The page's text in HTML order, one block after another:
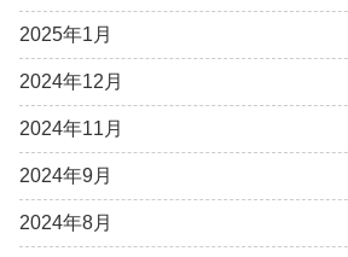
2025年1月
2024年12月
2024年11月
2024年9月
2024年8月